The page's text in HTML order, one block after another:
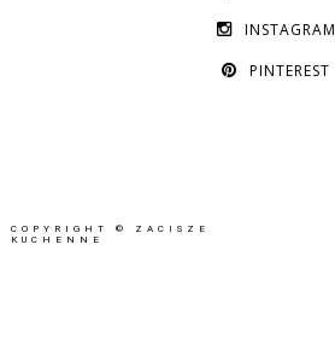
INSTAGRAM
PINTEREST
COPYRIGHT ©
ZACISZE
KUCHENNE